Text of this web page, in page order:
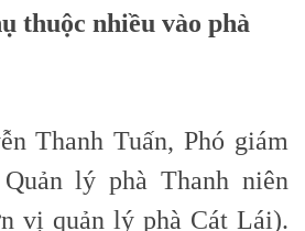
thuộc nhiều vào phà
Thanh Tuấn, Phó giám
lý phà Thanh niên
vị quản lý phà Cát Lái).